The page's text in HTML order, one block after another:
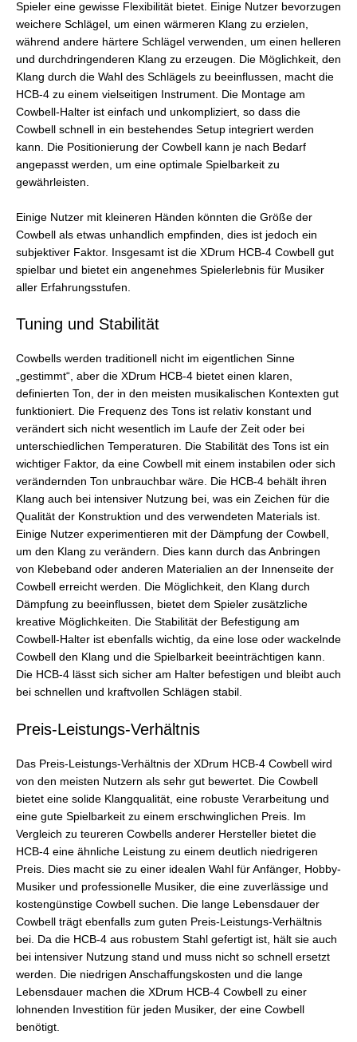
Spieler eine gewisse Flexibilität bietet. Einige Nutzer bevorzugen
weichere Schlägel, um einen wärmeren Klang zu erzielen,
während andere härtere Schlägel verwenden, um einen helleren
und durchdringenderen Klang zu erzeugen. Die Möglichkeit, den
Klang durch die Wahl des Schlägels zu beeinflussen, macht die
HCB-4 zu einem vielseitigen Instrument. Die Montage am
Cowbell-Halter ist einfach und unkompliziert, so dass die
Cowbell schnell in ein bestehendes Setup integriert werden
kann. Die Positionierung der Cowbell kann je nach Bedarf
angepasst werden, um eine optimale Spielbarkeit zu
gewährleisten.
Einige Nutzer mit kleineren Händen könnten die Größe der
Cowbell als etwas unhandlich empfinden, dies ist jedoch ein
subjektiver Faktor. Insgesamt ist die XDrum HCB-4 Cowbell gut
spielbar und bietet ein angenehmes Spielerlebnis für Musiker
aller Erfahrungsstufen.
Tuning und Stabilität
Cowbells werden traditionell nicht im eigentlichen Sinne
„gestimmt“, aber die XDrum HCB-4 bietet einen klaren,
definierten Ton, der in den meisten musikalischen Kontexten gut
funktioniert. Die Frequenz des Tons ist relativ konstant und
verändert sich nicht wesentlich im Laufe der Zeit oder bei
unterschiedlichen Temperaturen. Die Stabilität des Tons ist ein
wichtiger Faktor, da eine Cowbell mit einem instabilen oder sich
verändernden Ton unbrauchbar wäre. Die HCB-4 behält ihren
Klang auch bei intensiver Nutzung bei, was ein Zeichen für die
Qualität der Konstruktion und des verwendeten Materials ist.
Einige Nutzer experimentieren mit der Dämpfung der Cowbell,
um den Klang zu verändern. Dies kann durch das Anbringen
von Klebeband oder anderen Materialien an der Innenseite der
Cowbell erreicht werden. Die Möglichkeit, den Klang durch
Dämpfung zu beeinflussen, bietet dem Spieler zusätzliche
kreative Möglichkeiten. Die Stabilität der Befestigung am
Cowbell-Halter ist ebenfalls wichtig, da eine lose oder wackelnde
Cowbell den Klang und die Spielbarkeit beeinträchtigen kann.
Die HCB-4 lässt sich sicher am Halter befestigen und bleibt auch
bei schnellen und kraftvollen Schlägen stabil.
Preis-Leistungs-Verhältnis
Das Preis-Leistungs-Verhältnis der XDrum HCB-4 Cowbell wird
von den meisten Nutzern als sehr gut bewertet. Die Cowbell
bietet eine solide Klangqualität, eine robuste Verarbeitung und
eine gute Spielbarkeit zu einem erschwinglichen Preis. Im
Vergleich zu teureren Cowbells anderer Hersteller bietet die
HCB-4 eine ähnliche Leistung zu einem deutlich niedrigeren
Preis. Dies macht sie zu einer idealen Wahl für Anfänger, Hobby-
Musiker und professionelle Musiker, die eine zuverlässige und
kostengünstige Cowbell suchen. Die lange Lebensdauer der
Cowbell trägt ebenfalls zum guten Preis-Leistungs-Verhältnis
bei. Da die HCB-4 aus robustem Stahl gefertigt ist, hält sie auch
bei intensiver Nutzung stand und muss nicht so schnell ersetzt
werden. Die niedrigen Anschaffungskosten und die lange
Lebensdauer machen die XDrum HCB-4 Cowbell zu einer
lohnenden Investition für jeden Musiker, der eine Cowbell
benötigt.